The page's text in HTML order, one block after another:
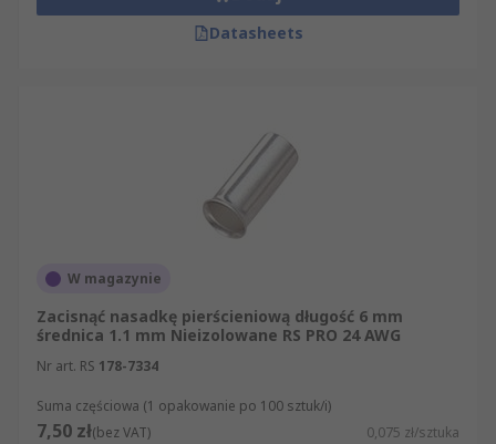
Datasheets
W magazynie
Zacisnąć nasadkę pierścieniową długość 6 mm
średnica 1.1 mm Nieizolowane RS PRO 24 AWG
Nr art. RS 178-7334
Suma częściowa (1 opakowanie po 100 sztuk/i)
7,50 zł(bez VAT) 0,075 zł/sztuka